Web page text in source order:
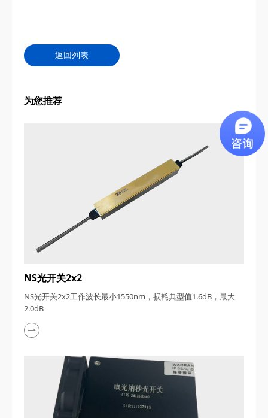
返回列表
为您推荐
NS光开关2x2
NS光开关2x2工作波长最小1550nm，损耗典型值1.6dB，最大
2.0dB